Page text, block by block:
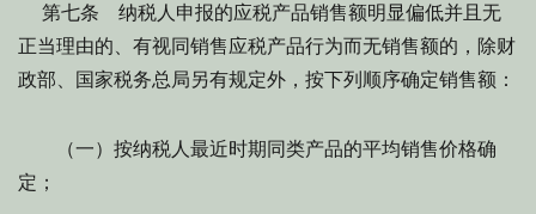
第七条 纳税人申报的应税产品销售额明显偏低并且无
正当理由的、有视同销售应税产品行为而无销售额的，除财
政部、国家税务总局另有规定外，按下列顺序确定销售额：
（一）按纳税人最近时期同类产品的平均销售价格确
定；